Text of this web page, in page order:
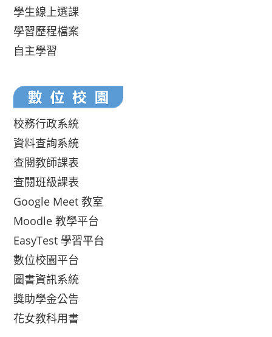
學生線上選課
學習歷程檔案
自主學習
校務行政系統
資料查詢系統
查閱教師課表
查閱班級課表
Google Meet 教室
Moodle 教學平台
EasyTest 學習平台
數位校園平台
圖書資訊系統
獎助學金公告
花女教科用書